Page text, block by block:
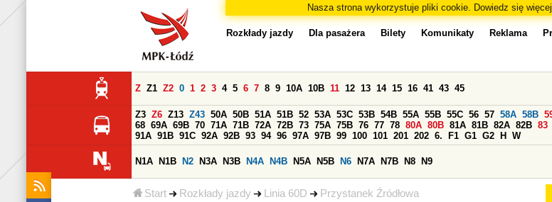
Nasza strona wykorzystuje pliki cookie. Dowiedz się
Start Rozkłady jazdy Linia 60D Przystanek Źródłowa
Rozkłady jazdy Dla pasażera Bilety Komunikaty Reklama
Z Z1 Z2 0 1 2 3 4 5 6 7 8 9 10A 10B 11 12 13 14 15 16 41 43 45
Z3 Z6 Z13 Z43 50A 50B 51A 51B 52 53A 53C 53B 54B 55A 55B 55C 56 57 58A 58B
68 69A 69B 70 71A 71B 72A 72B 73 75A 75B 76 77 78 80A 80B 81A 81B 82A 82B 83
91A 91B 91C 92A 92B 93 94 96 97A 97B 99 100 101 201 202 6. F1 G1 G2 H W
N1A N1B N2 N3A N3B N4A N4B N5A N5B N6 N7A N7B N8 N9